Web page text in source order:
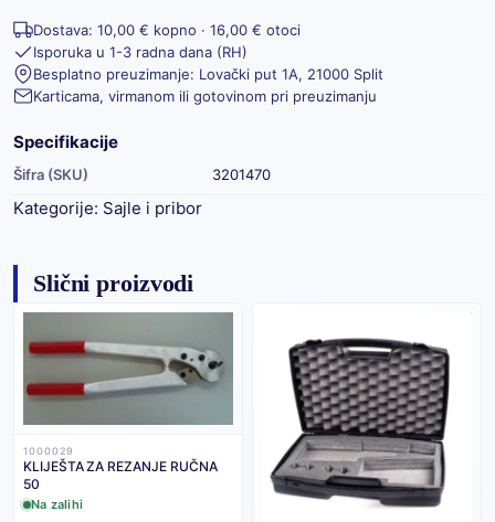
Dostava: 10,00 € kopno · 16,00 € otoci
Isporuka u 1-3 radna dana (RH)
Besplatno preuzimanje: Lovački put 1A, 21000 Split
Karticama, virmanom ili gotovinom pri preuzimanju
Specifikacije
Šifra (SKU) 3201470
Kategorije: Sajle i pribor
Slični proizvodi
1000029
KLIJEŠTA ZA REZANJE RUČNA
50
Na zalihi